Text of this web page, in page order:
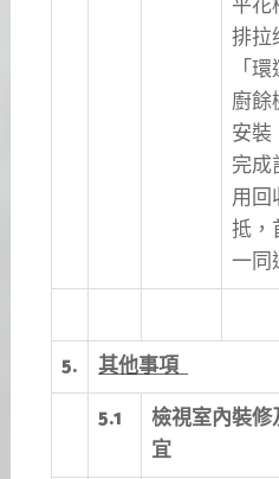
排拉
「
廚餘
安裝
完成
用回
抵，
一同
5.
其他事項
5.1
檢視室內裝